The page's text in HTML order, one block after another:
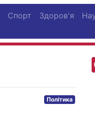
Спорт Здоров'я
Політика